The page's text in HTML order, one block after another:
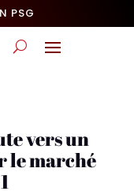
PSG
vers un
le marché